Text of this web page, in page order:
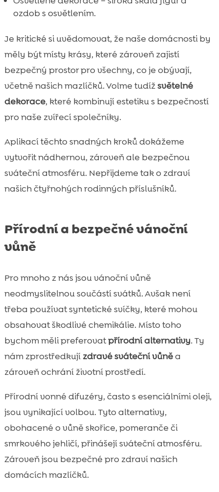
ozdob s osvětlením.
Je kritické si uvědomovat, že naše domácnosti by
měly být místy krásy, které zároveň zajistí
bezpečný prostor pro všechny, co je obývají,
včetně našich mazlíčků. Volme tudížsvětelné
dekorace, které kombinují estetiku s bezpečností
pro naše zvířecí společníky.
Aplikací těchto snadných kroků dokážeme
vytvořit nádhernou, zároveň ale bezpečnou
sváteční atmosféru. Nepřijdeme tak o zdraví
našich čtyřnohých rodinných příslušníků.
Přírodní a bezpečné vánoční
vůně
Pro mnoho z nás jsou vánoční vůně
neodmyslitelnou součástí svátků. Avšak není
třeba používat syntetické svíčky, které mohou
obsahovat škodlivé chemikálie. Místo toho
bychom měli preferovatpřírodní alternativy. Ty
nám zprostředkují zdravé sváteční vůněa
zároveň ochrání životní prostředí.
Přírodní vonné difuzéry, často s esenciálními oleji,
jsou vynikající volbou. Tyto alternativy,
obohacené o vůně skořice, pomeranče či
smrkového jehličí, přinášejí sváteční atmosféru.
Zároveň jsou bezpečné pro zdraví našich
domácích mazlíčků.